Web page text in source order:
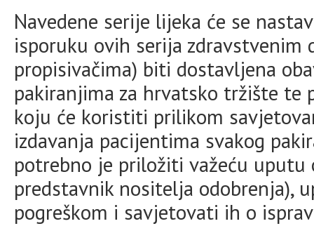
Navedene serije lijeka će se
isporuku ovih serija
propisivačima) biti dostavljena
pakiranjima za hrvatsko tržište
koju će koristiti prilikom
izdavanja pacijentima svakog
potrebno je priložiti važeću
predstavnik nositelja odobrenja),
pogreškom i savjetovati ih o